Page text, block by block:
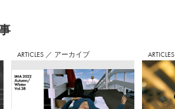
ARTICLES ／ アーカイブ ARTICLES